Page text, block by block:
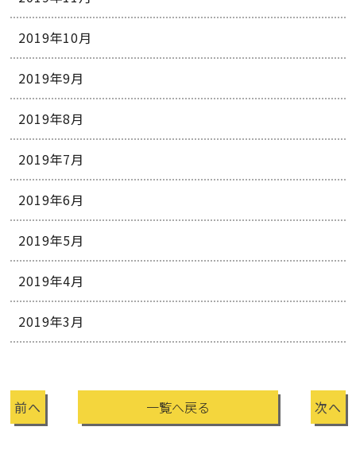
2019年10月
2019年9月
2019年8月
2019年7月
2019年6月
2019年5月
2019年4月
2019年3月
前へ 一覧へ戻る 次へ